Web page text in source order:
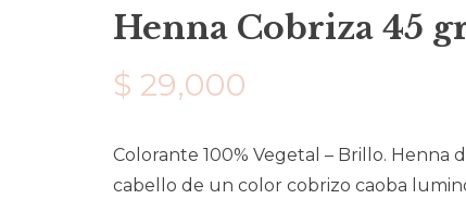
Henna Cobriza 45
$ 29,000
Colorante 100% Vegetal – Brillo. Henna
cabello de un color cobrizo caoba